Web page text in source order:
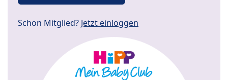
Schon Mitglied? Jetzt einloggen